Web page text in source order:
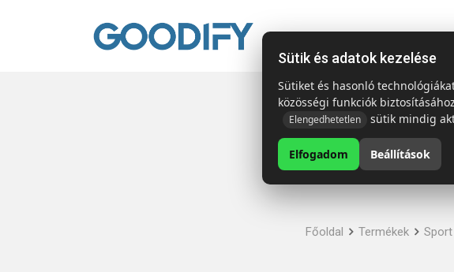
Kezdőlap Termékek
Főoldal Termékek
Sütik és adatok kezelése
Sütiket és hasonló
közösségi funkciók
Elengedhetetlen sütik mindig
Elfogadom Beállítások